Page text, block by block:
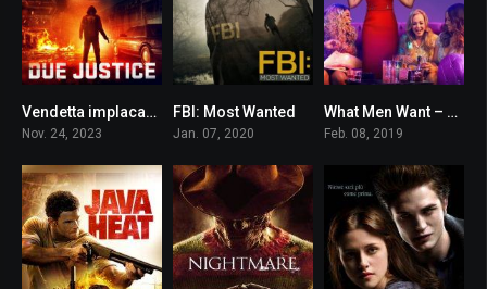
3.7Vendetta implacabile
Nov. 24, 2023
7.5
FBI: Most Wanted
Jan. 07, 2020
4.8
What Men Want – Quello che gli uomini vogliono
Feb. 08, 2019